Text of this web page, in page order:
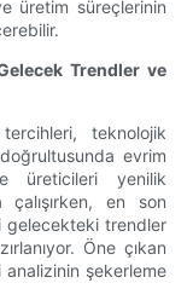
üretim süreçlerinin
Trendler ve
teknolojik
evrim
üreticileri yenilik
çalışırken, en son
gelecekteki trendler
Öne çıkan
şekerleme